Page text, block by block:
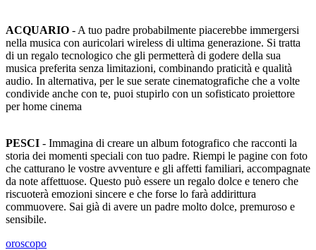
ACQUARIO - A tuo padre probabilmente piacerebbe immergersi
nella musica con auricolari wireless di ultima generazione. Si tratta
di un regalo tecnologico che gli permetterà di godere della sua
musica preferita senza limitazioni, combinando praticità e qualità
audio. In alternativa, per le sue serate cinematografiche che a volte
condivide anche con te, puoi stupirlo con un sofisticato proiettore
per home cinema
PESCI - Immagina di creare un album fotografico che racconti la
storia dei momenti speciali con tuo padre. Riempi le pagine con foto
che catturano le vostre avventure e gli affetti familiari, accompagnate
da note affettuose. Questo può essere un regalo dolce e tenero che
riscuoterà emozioni sincere e che forse lo farà addirittura
commuovere. Sai già di avere un padre molto dolce, premuroso e
sensibile.
oroscopo